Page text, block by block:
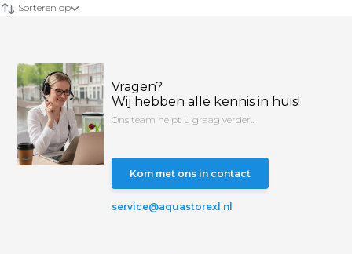
Sorteren op
Vragen?
Wij hebben alle kennis in huis!
Ons team helpt u graag verder...
Kom met ons in contact
service@aquastorexl.nl